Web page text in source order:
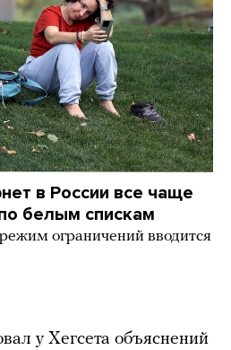
в России все чаще
белым спискам
ограничений вводится
у Хегсета объяснений